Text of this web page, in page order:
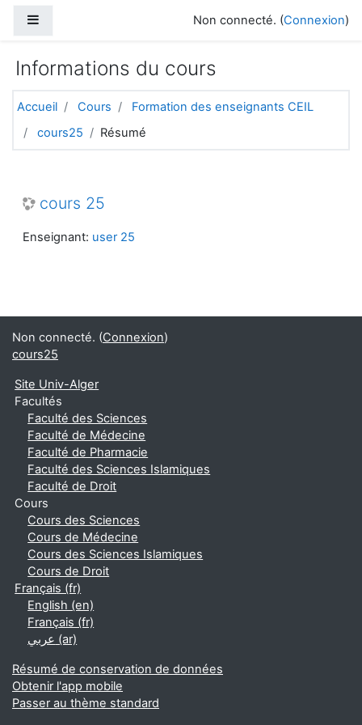
Non connecté. (Connexion)
Informations du cours
Accueil Cours
Formation des enseignants CEIL
cours25
Résumé
cours 25
Enseignant: user 25
Non connecté. (Connexion)
cours25
Site Univ-Alger
Facultés
Faculté des Sciences
Faculté de Médecine
Faculté de Pharmacie
Faculté des Sciences Islamiques
Faculté de Droit
Cours
Cours des Sciences
Cours de Médecine
Cours des Sciences Islamiques
Cours de Droit
Français ‎(fr)‎
English ‎(en)‎
Français ‎(fr)‎
عربي ‎(ar)‎
Résumé de conservation de données
Obtenir l'app mobile
Passer au thème standard